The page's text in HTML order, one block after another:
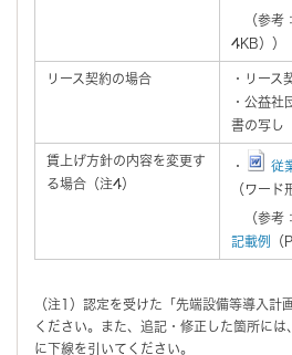
（参考：
4KB））
リース契約の場合
・リース
・公益社
書の写し
賃上げ方針の内容を変更す
る場合（注4）
・
従
（ワード
（参考：
記載例
（
（注1）認定を受けた「先端設備等導入計
ください。また、追記・修正した箇所には
に下線を引いてください。